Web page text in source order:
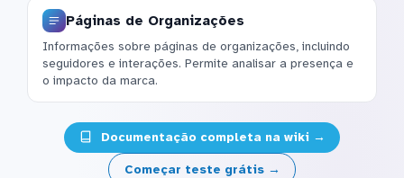
Páginas de Organizações
Informações sobre páginas de organizações, incluindo
seguidores e interações. Permite analisar a presença e
o impacto da marca.
Documentação completa na wiki →
Começar teste grátis →